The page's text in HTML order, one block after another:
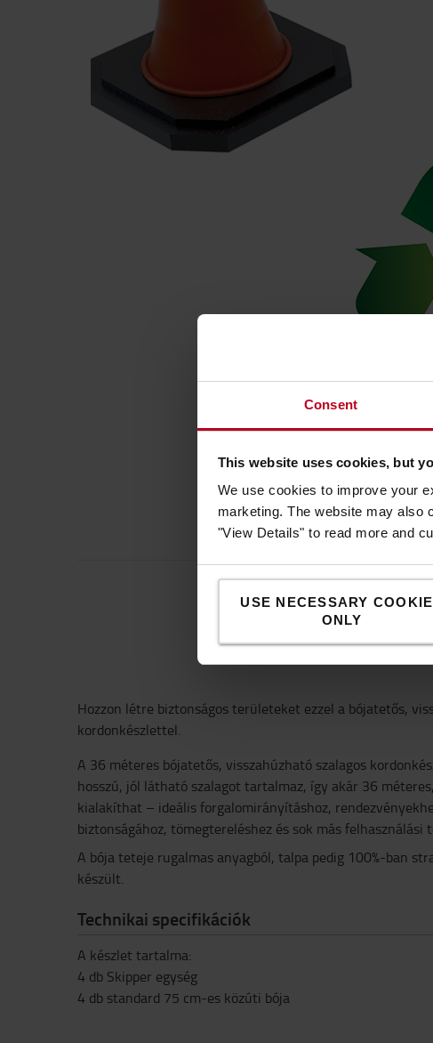
Consent
This website uses cookies, but
We use cookies to improve your
marketing. The website may also
"View Details" to read more and
USE NECESSARY
ONLY
Hozzon létre biztonságos területeket ezzel a bójatetős,
kordonkészlettel.
A 36 méteres bójatetős, visszahúzható szalagos
hosszú, jól látható szalagot tartalmaz, így akár 36
kialakíthat – ideális forgalomirányításhoz,
biztonságához, tömegtereléshez és sok más felhasználási
A bója teteje rugalmas anyagból, talpa pedig 100%-ban
készült.
Technikai specifikációk
A készlet tartalma:
4 db Skipper egység
4 db standard 75 cm-es közúti bója